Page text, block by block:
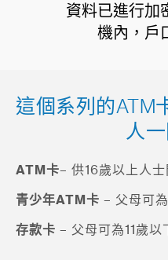
資料已進行加
機內，戶
這個系列的ATM
人
ATM卡– 供16歲以上人士
青少年ATM卡 – 父母可
存款卡 – 父母可為11歲以